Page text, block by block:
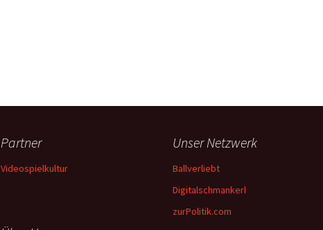
Partner
Videospielkultur
Unser Netzwerk
Ballverliebt
Digitalschmankerl
zurPolitik.com